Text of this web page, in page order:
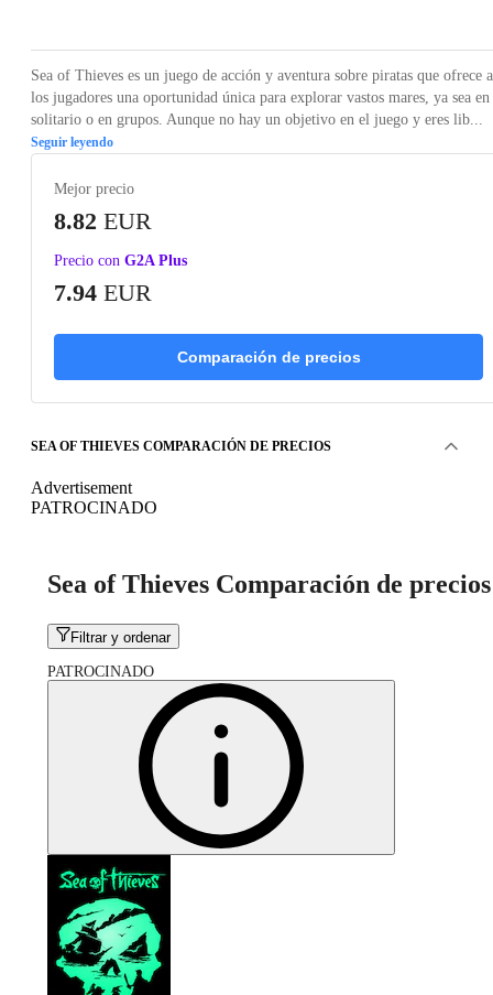
Sea of Thieves es un juego de acción y aventura sobre piratas que ofrece a
los jugadores una oportunidad única para explorar vastos mares, ya sea en
solitario o en grupos. Aunque no hay un objetivo en el juego y eres lib...
Seguir leyendo
Mejor precio
8.82 EUR
Precio con G2A Plus
7.94 EUR
Comparación de precios
SEA OF THIEVES COMPARACIÓN DE PRECIOS
Advertisement
PATROCINADO
Sea of Thieves Comparación de precios
Filtrar y ordenar
PATROCINADO